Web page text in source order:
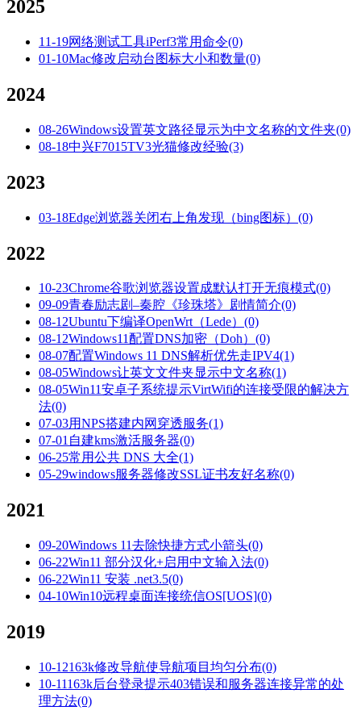
2025
11-19网络测试工具iPerf3常用命令(0)
01-10Mac修改启动台图标大小和数量(0)
2024
08-26Windows设置英文路径显示为中文名称的文件夹(0)
08-18中兴F7015TV3光猫修改经验(3)
2023
03-18Edge浏览器关闭右上角发现（bing图标） (0)
2022
10-23Chrome谷歌浏览器设置成默认打开无痕模式(0)
09-09青春励志剧–秦腔《珍珠塔》剧情简介(0)
08-12Ubuntu下编译OpenWrt（Lede） (0)
08-12Windows11配置DNS加密（Doh） (0)
08-07配置Windows 11 DNS解析优先走IPV4(1)
08-05Windows让英文文件夹显示中文名称(1)
08-05Win11安卓子系统提示VirtWifi的连接受限的解决方
法(0)
07-03用NPS搭建内网穿透服务(1)
07-01自建kms激活服务器(0)
06-25常用公共 DNS 大全(1)
05-29windows服务器修改SSL证书友好名称(0)
2021
09-20Windows 11去除快捷方式小箭头(0)
06-22Win11 部分汉化+启用中文输入法(0)
06-22Win11 安装 .net3.5(0)
04-10Win10远程桌面连接统信OS[UOS](0)
2019
10-12163k修改导航使导航项目均匀分布(0)
10-11163k后台登录提示403错误和服务器连接异常的处
理方法(0)